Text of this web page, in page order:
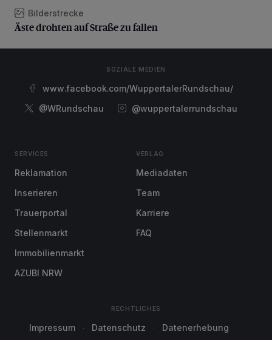
Äste drohten auf Straße zu fallen
Bilderstrecke
Äste drohten auf Straße zu fallen
SOZIALE MEDIEN
www.facebook.com/WuppertalerRundschau/
@WRundschau
@wuppertalerrundschau
SERVICES
Reklamation
Inserieren
Trauerportal
Stellenmarkt
Immobilienmarkt
AZUBI NRW
VERLAG
Mediadaten
Team
Karriere
FAQ
RECHTLICHES
Impressum Datenschutz Datenerhebung